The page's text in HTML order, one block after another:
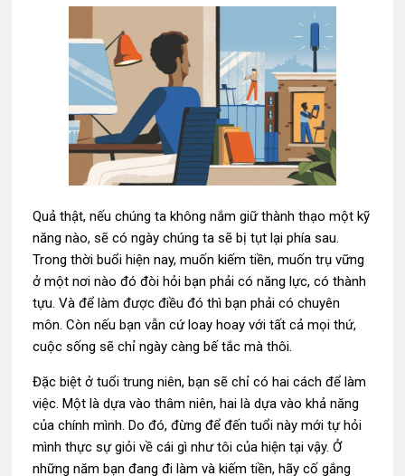
Quả thật, nếu chúng ta không nắm giữ thành thạo một kỹ
năng nào, sẽ có ngày chúng ta sẽ bị tụt lại phía sau.
Trong thời buổi hiện nay, muốn kiếm tiền, muốn trụ vững
ở một nơi nào đó đòi hỏi bạn phải có năng lực, có thành
tựu. Và để làm được điều đó thì bạn phải có chuyên
môn. Còn nếu bạn vẫn cứ loay hoay với tất cả mọi thứ,
cuộc sống sẽ chỉ ngày càng bế tắc mà thôi.
Đặc biệt ở tuổi trung niên, bạn sẽ chỉ có hai cách để làm
việc. Một là dựa vào thâm niên, hai là dựa vào khả năng
của chính mình. Do đó, đừng để đến tuổi này mới tự hỏi
mình thực sự giỏi về cái gì như tôi của hiện tại vậy. Ở
những năm bạn đang đi làm và kiếm tiền, hãy cố gắng